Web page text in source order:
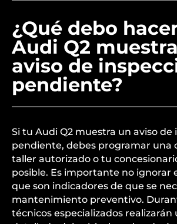
¿Qué debo
Audi Q2
aviso de
pendiente?
Si tu Audi Q2 muestra un aviso de
pendiente, debes programar una
taller autorizado o tu
posible. Es importante no ignorar
que son indicadores de que se
mantenimiento preventivo.
técnicos especializados realizarán